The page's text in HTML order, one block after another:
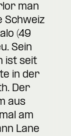
man
Schweiz
(49
Sein
ist seit
in der
Der
aus
am
Lane